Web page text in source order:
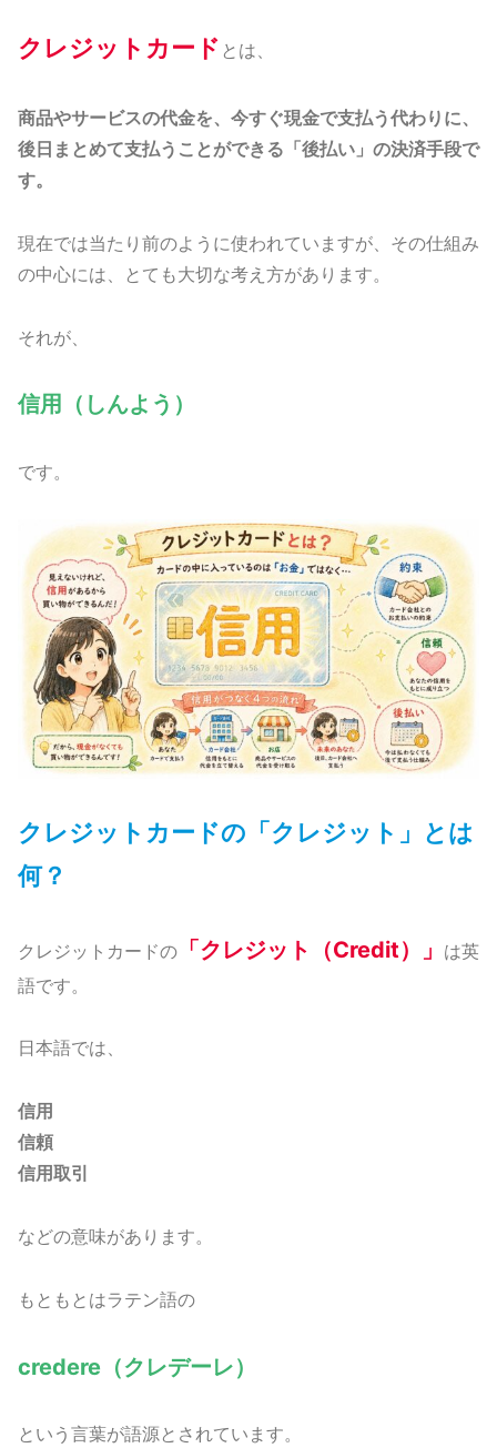
クレジットカード とは、
商品やサービスの代金を、今すぐ現金で支払う代わりに、
後日まとめて支払うことができる「後払い」の決済手段で
す。
現在では当たり前のように使われていますが、その仕組み
の中心には、とても大切な考え方があります。
それが、
信用（しんよう）
です。
クレジットカードの「クレジット」とは
何？
クレジットカードの 「クレジット（Credit）」 は英
語です。
日本語では、
信用
信頼
信用取引
などの意味があります。
もともとはラテン語の
credere（クレデーレ）
という言葉が語源とされています。